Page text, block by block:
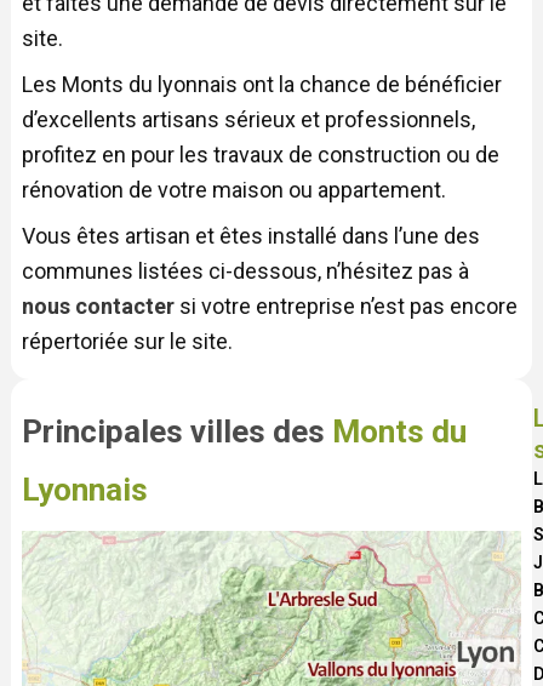
site.
Les Monts du lyonnais ont la chance de bénéficier
d’excellents artisans sérieux et professionnels,
profitez en pour les travaux de construction ou de
rénovation de votre maison ou appartement.
Vous êtes artisan et êtes installé dans l’une des
communes listées ci-dessous, n’hésitez pas à
nous contacter si votre entreprise n’est pas encore
répertoriée sur le site.
Principales villes des Monts du
Lyonnais